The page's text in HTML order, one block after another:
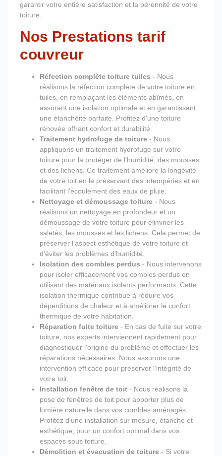
garantir votre entière satisfaction et la pérennité de votre
toiture.
Nos Prestations tarif
couvreur
Réfection complète toiture tuiles - Nous
réalisons la réfection complète de votre toiture en
tuiles, en remplaçant les éléments abîmés, en
assurant une isolation optimale et en garantissant
une étanchéité parfaite. Profitez d'une toiture
rénovée offrant confort et durabilité.
Traitement hydrofuge de toiture - Nous
appliquons un traitement hydrofuge sur votre
toiture pour la protéger de l'humidité, des mousses
et des lichens. Ce traitement améliore la longévité
de votre toit en le préservant des intempéries et en
facilitant l'écoulement des eaux de pluie.
Nettoyage et démoussage toiture - Nous
réalisons un nettoyage en profondeur et un
démoussage de votre toiture pour éliminer les
saletés, les mousses et les lichens. Cela permet de
préserver l'aspect esthétique de votre toiture et
d'éviter les problèmes d'humidité.
Isolation des combles perdus - Nous intervenons
pour isoler efficacement vos combles perdus en
utilisant des matériaux isolants performants. Cette
isolation thermique contribue à réduire vos
déperditions de chaleur et à améliorer le confort
thermique de votre habitation.
Réparation fuite toiture - En cas de fuite sur votre
toiture, nos experts interviennent rapidement pour
diagnostiquer l'origine du problème et effectuer les
réparations nécessaires. Nous assurons une
intervention efficace pour préserver l'intégrité de
votre toit.
Installation fenêtre de toit - Nous réalisons la
pose de fenêtres de toit pour apporter plus de
lumière naturelle dans vos combles aménagés.
Profitez d'une installation sur mesure, étanche et
esthétique, pour un confort optimal dans vos
espaces sous toiture.
Démolition et évacuation de toiture - Si votre